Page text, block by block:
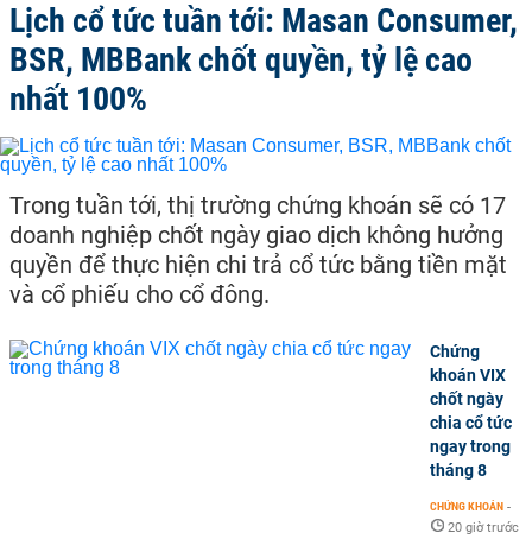
Lịch cổ tức tuần tới: Masan Consumer,
BSR, MBBank chốt quyền, tỷ lệ cao
nhất 100%
Trong tuần tới, thị trường chứng khoán sẽ có 17
doanh nghiệp chốt ngày giao dịch không hưởng
quyền để thực hiện chi trả cổ tức bằng tiền mặt
và cổ phiếu cho cổ đông.
Chứng
khoán VIX
chốt ngày
chia cổ tức
ngay trong
tháng 8
CHỨNG KHOÁN -
20 giờ trước